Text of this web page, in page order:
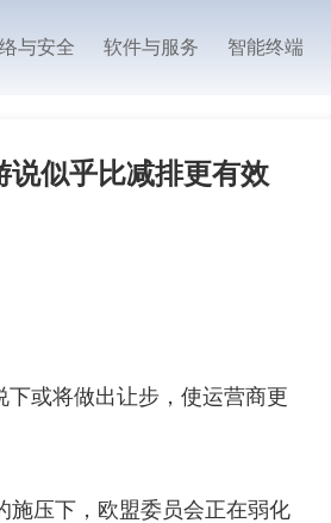
与安全 软件与服务 智能终端
说似乎比减排更有效
或将做出让步，使运营商更
施压下，欧盟委员会正在弱化